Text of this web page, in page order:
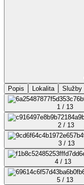
Popis
Lokalita Služby
1 / 13
2 / 13
3 / 13
4 / 13
5 / 13